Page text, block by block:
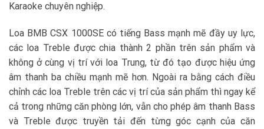
Karaoke chuyên nghiệp.
Loa BMB CSX 1000SE có tiếng Bass mạnh mẽ đầy uy lực,
các loa Treble được chia thành 2 phần trên sản phẩm và
không ở cùng vị trí với loa Trung, từ đó tạo được hiệu ứng
âm thanh ba chiều mạnh mẽ hơn. Ngoài ra bằng cách điều
chỉnh các loa Treble trên các vị trí của sản phẩm thì ngay kể
cả trong những căn phòng lớn, vẫn cho phép âm thanh Bass
và Treble được truyền tải đến từng góc cạnh của căn